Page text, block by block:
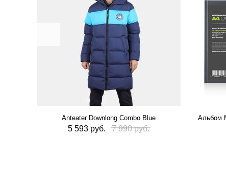
Anteater Downlong Combo Blue
5 593 руб. 7 990 руб.
Альбом